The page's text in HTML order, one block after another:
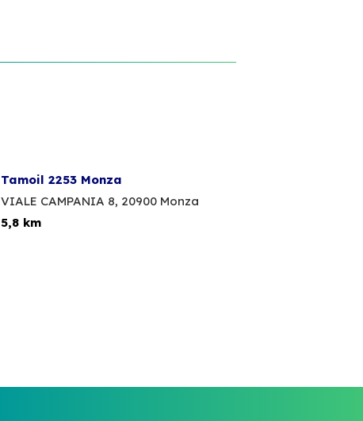
Tamoil 2253 Monza
VIALE CAMPANIA 8, 20900 Monza
5,8 km